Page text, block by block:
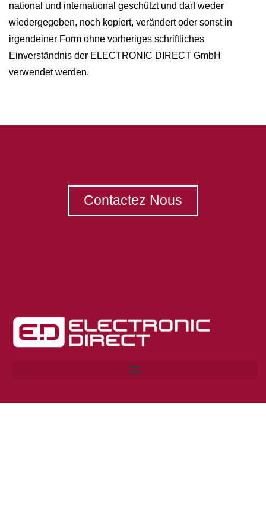
national und international geschützt und darf weder
wiedergegeben, noch kopiert, verändert oder sonst in
irgendeiner Form ohne vorheriges schriftliches
Einverständnis der ELECTRONIC DIRECT GmbH
verwendet werden.
Contactez Nous